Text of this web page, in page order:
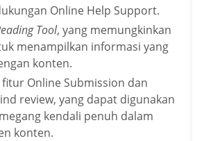
Online Help Support.
Tool, yang memungkinkan
menampilkan informasi yang
konten.
Online Submission dan
review, yang dapat digunakan
kendali penuh dalam
konten.